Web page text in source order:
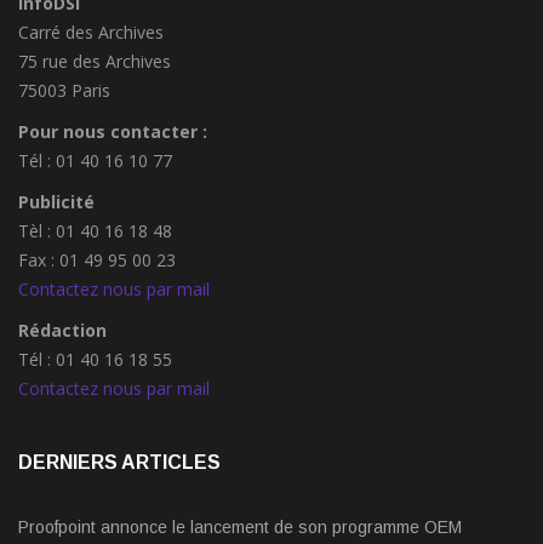
Carré des Archives
75 rue des Archives
75003 Paris
Pour nous contacter :
Tél : 01 40 16 10 77
Publicité
Tèl : 01 40 16 18 48
Fax : 01 49 95 00 23
Contactez nous par mail
Rédaction
Tél : 01 40 16 18 55
Contactez nous par mail
DERNIERS ARTICLES
Proofpoint annonce le lancement de son programme OEM